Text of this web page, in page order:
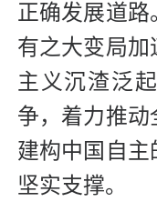
正确发展道路
有之大变局加
主义沉渣泛
争，着力推动
建构中国自主
坚实支撑。